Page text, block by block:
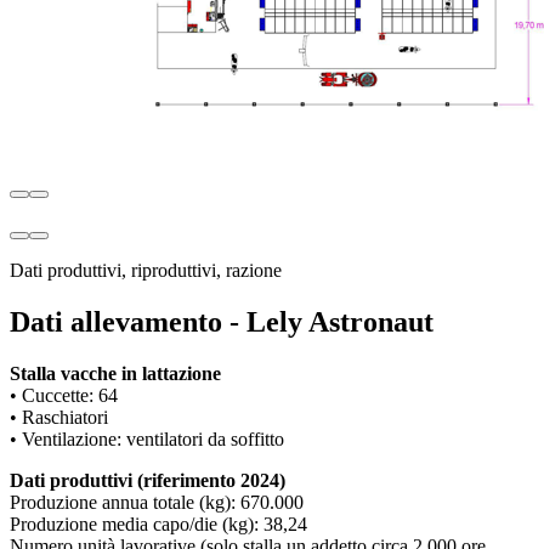
Dati produttivi, riproduttivi, razione
Dati allevamento - Lely Astronaut
Stalla vacche in lattazione
• Cuccette: 64
• Raschiatori
• Ventilazione: ventilatori da soffitto
Dati produttivi (riferimento 2024)
Produzione annua totale (kg): 670.000
Produzione media capo/die (kg): 38,24